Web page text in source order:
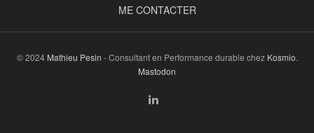
ME CONTACTER
© 2024 Mathieu Pesin - Consultant en Performance durable chez Kosmio.
Mastodon